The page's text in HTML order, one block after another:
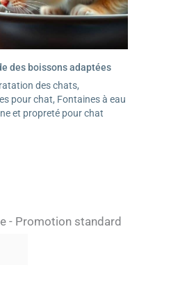
des boissons adaptées
des chats,
pour chat, Fontaines à eau
et propreté pour chat